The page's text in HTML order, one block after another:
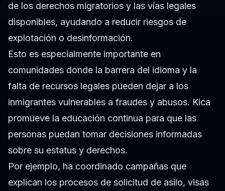
de los derechos migratorios y las vías legales
disponibles, ayudando a reducir riesgos de
explotación o desinformación.
Esto es especialmente importante en
comunidades donde la barrera del idioma y la
falta de recursos legales pueden dejar a los
inmigrantes vulnerables a fraudes y abusos. Kica
promueve la educación continua para que las
personas puedan tomar decisiones informadas
sobre su estatus y derechos.
Por ejemplo, ha coordinado campañas que
explican los procesos de solicitud de asilo, visas